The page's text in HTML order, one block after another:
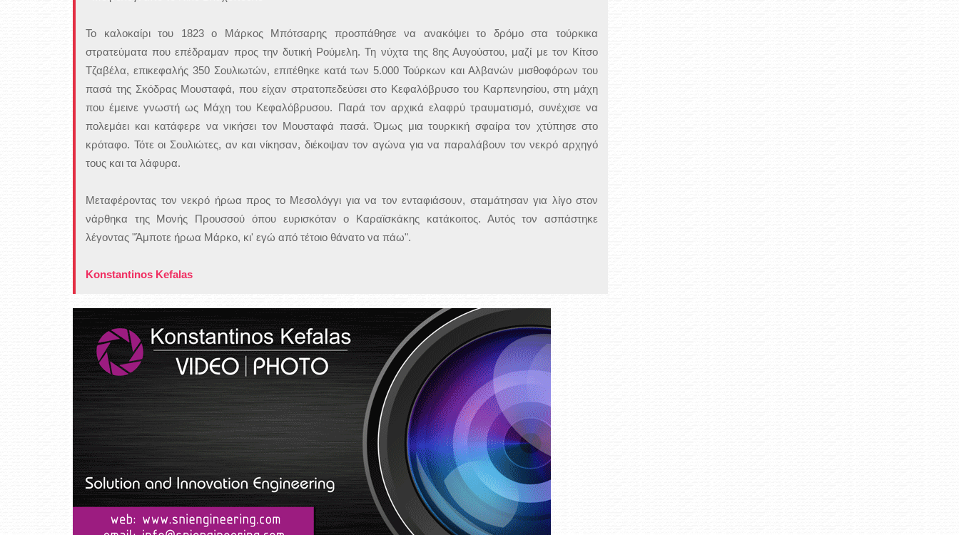
Το καλοκαίρι του 1823 ο Μάρκος Μπότσαρης προσπάθησε να ανακόψει το δρόμο στα τούρκικα
στρατεύματα που επέδραμαν προς την δυτική Ρούμελη. Τη νύχτα της 8ης Αυγούστου, μαζί με τον Κίτσο
Τζαβέλα, επικεφαλής 350 Σουλιωτών, επιτέθηκε κατά των 5.000 Τούρκων και Αλβανών μισθοφόρων του
πασά της Σκόδρας Μουσταφά, που είχαν στρατοπεδεύσει στο Κεφαλόβρυσο του Καρπενησίου, στη μάχη
που έμεινε γνωστή ως Μάχη του Κεφαλόβρυσου. Παρά τον αρχικά ελαφρύ τραυματισμό, συνέχισε να
πολεμάει και κατάφερε να νικήσει τον Μουσταφά πασά. Όμως μια τουρκική σφαίρα τον χτύπησε στο
κρόταφο. Τότε οι Σουλιώτες, αν και νίκησαν, διέκοψαν τον αγώνα για να παραλάβουν τον νεκρό αρχηγό
τους και τα λάφυρα.
Μεταφέροντας τον νεκρό ήρωα προς το Μεσολόγγι για να τον ενταφιάσουν, σταμάτησαν για λίγο στον
νάρθηκα της Μονής Προυσσού όπου ευρισκόταν ο Καραϊσκάκης κατάκοιτος. Αυτός τον ασπάστηκε
λέγοντας "Άμποτε ήρωα Μάρκο, κι' εγώ από τέτοιο θάνατο να πάω".
Konstantinos Kefalas